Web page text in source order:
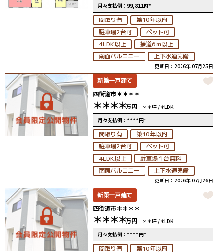
月々支払例： 99,811円*
間取り有
築10年以内
駐車場2台可
ペット可
4LDK以上
接道6ｍ以上
南面バルコニー
上下水道完備
更新日：2026年 07月25日
新築一戸建て
四街道市＊＊＊＊
＊＊＊＊万円 ＊＊坪 /＊LDK
月々支払例：****円*
間取り有
築10年以内
駐車場2台可
ペット可
4LDK以上
駐車場１台無料
南面バルコニー
上下水道完備
更新日：2026年 07月26日
新築一戸建て
四街道市＊＊＊＊
＊＊＊＊万円 ＊＊坪 /＊LDK
月々支払例：****円*
間取り有
築10年以内